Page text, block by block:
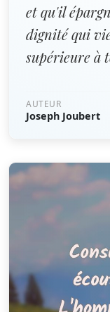
et qu'il
dignité qui
supérieure à
AUTEUR
Joseph Joubert